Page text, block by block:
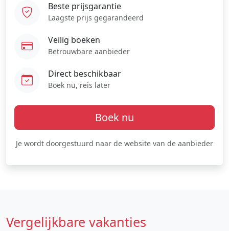
Beste prijsgarantie
Laagste prijs gegarandeerd
Veilig boeken
Betrouwbare aanbieder
Direct beschikbaar
Boek nu, reis later
Boek nu
Je wordt doorgestuurd naar de website van de aanbieder
Vergelijkbare vakanties